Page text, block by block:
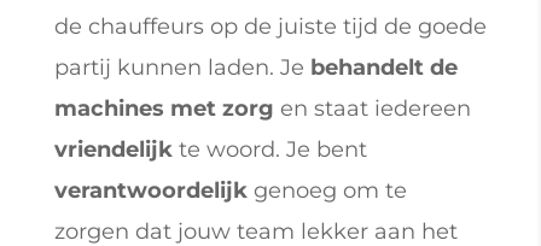
de chauffeurs op de juiste tijd de goede
partij kunnen laden. Je behandelt de
machines met zorg en staat iedereen
vriendelijkte woord. Je bent
verantwoordelijkgenoeg om te
zorgen dat jouw team lekker aan het